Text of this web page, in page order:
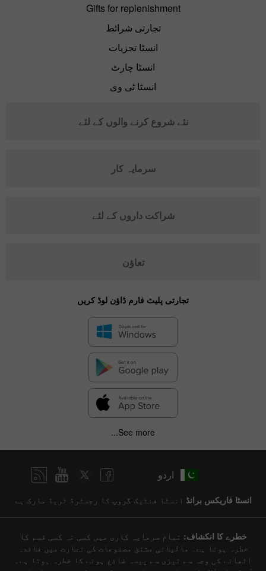
Gifts for replenishment
تجارتی شرائط
انسٹا تجزیات
انسٹا چارٹ
انسٹا ٹی وی
نئے شروع کرنے والوں کے لئے
سرمایہ کار
شراکت داروں کے لئے
تعاؤن
تجارتی پلیٹ فارم ڈاؤن لوڈ کریں
See more...
اردو
انسٹا فاریکس برانڈ انسٹا فنٹیک گروپ کا رجسٹرڈ ٹریڈ مارک ہے
خطرے کا انکشاف: تمام سرمایہ کاری میں کسی نہ کسی قسم کا
خطرہ ہوتا ہے۔ مالیاتی مشتق مصنوعات کی تجارت میں فائدہ
اٹھانے کی وجہ سے تیزی سے پیسہ ضائع ہونے کا خطرہ ہوتا ہے۔